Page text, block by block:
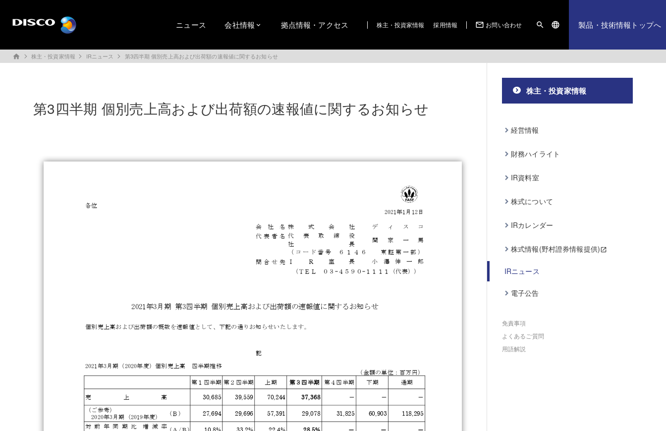
ニュース 会社情報 拠点情報・アクセス 株主・投資家情報 採用情報 mail_outline お問い合わせ search language 製品・技術情報トップへ
home 株主・投資家情報 IRニュース 第3四半期 個別売上高および出荷額の速報値に関するお知らせ
第3四半期 個別売上高および出荷額の速報値に関するお知らせ
株主・投資家情報
経営情報
財務ハイライト
IR資料室
株式について
IRカレンダー
株式情報(野村證券情報提供)
IRニュース
電子公告
免責事項
よくあるご質問
用語解説